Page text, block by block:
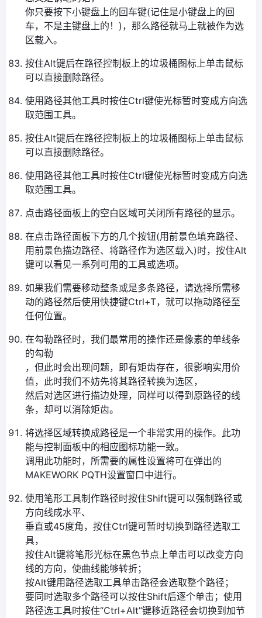
你只要按下小键盘上的回车键(记住是小键盘上的回
车，不是主键盘上的！)，那么路径就马上就被作为选
区载入。
按住Alt键后在路径控制板上的垃圾桶图标上单击鼠标
可以直接删除路径。
使用路径其他工具时按住Ctrl键使光标暂时变成方向选
取范围工具。
按住Alt键后在路径控制板上的垃圾桶图标上单击鼠标
可以直接删除路径。
使用路径其他工具时按住Ctrl键使光标暂时变成方向选
取范围工具。
点击路径面板上的空白区域可关闭所有路径的显示。
在点击路径面板下方的几个按钮(用前景色填充路径、
用前景色描边路径、将路径作为选区载入)时，按住Alt
键可以看见一系列可用的工具或选项。
如果我们需要移动整条或是多条路径，请选择所需移
动的路径然后使用快捷键Ctrl+T，就可以拖动路径至
任何位置。
在勾勒路径时，我们最常用的操作还是像素的单线条
的勾勒
，但此时会出现问题，即有矩齿存在，很影响实用价
值，此时我们不妨先将其路径转换为选区，
然后对选区进行描边处理，同样可以得到原路径的线
条，却可以消除矩齿。
将选择区域转换成路径是一个非常实用的操作。此功
能与控制面板中的相应图标功能一致。
调用此功能时，所需要的属性设置将可在弹出的
MAKEWORK PQTH设置窗口中进行。
使用笔形工具制作路径时按住Shift键可以强制路径或
方向线成水平、
垂直或45度角，按住Ctrl键可暂时切换到路径选取工
具，
按住Alt键将笔形光标在黑色节点上单击可以改变方向
线的方向，使曲线能够转折；
按Alt键用路径选取工具单击路径会选取整个路径；
要同时选取多个路径可以按住Shift后逐个单击；使用
路径选工具时按住“Ctrl+Alt”键移近路径会切换到加节